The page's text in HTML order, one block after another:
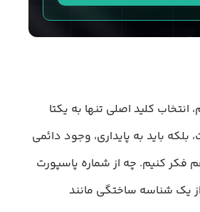
کلید اصلی تنها به یکتا
باید به پایداری، وجود دائمی
فکر کنیم. چه از شماره پاسپورت
یک شناسه ساختگی مانند